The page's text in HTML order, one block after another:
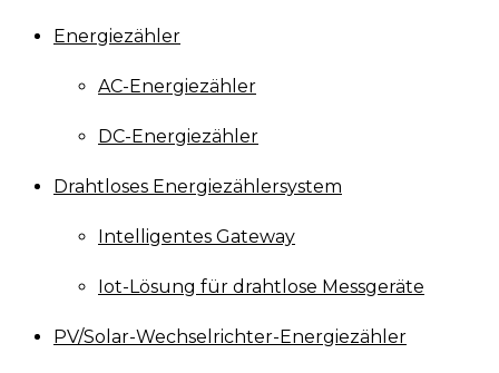
Energiezähler
AC-Energiezähler
DC-Energiezähler
Drahtloses Energiezählersystem
Intelligentes Gateway
Iot-Lösung für drahtlose Messgeräte
PV/Solar-Wechselrichter-Energiezähler